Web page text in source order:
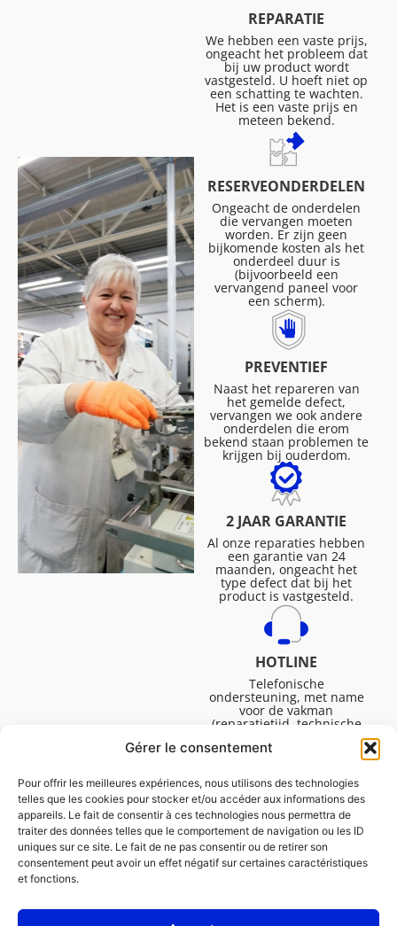
Gérer le consentement
Pour offrir les meilleures expériences, nous utilisons des technologies
telles que les cookies pour stocker et/ou accéder aux informations des
appareils. Le fait de consentir à ces technologies nous permettra de
traiter des données telles que le comportement de navigation ou les ID
uniques sur ce site. Le fait de ne pas consentir ou de retirer son
consentement peut avoir un effet négatif sur certaines caractéristiques
et fonctions.
REPARATIE
We hebben een vaste prijs,
ongeacht het probleem dat
bij uw product wordt
vastgesteld. U hoeft niet op
een schatting te wachten.
Het is een vaste prijs en
meteen bekend.
RESERVEONDERDELEN
Ongeacht de onderdelen
die vervangen moeten
worden. Er zijn geen
bijkomende kosten als het
onderdeel duur is
(bijvoorbeeld een
vervangend paneel voor
een scherm).
PREVENTIEF
Naast het repareren van
het gemelde defect,
vervangen we ook andere
onderdelen die erom
bekend staan problemen te
krijgen bij ouderdom.
2 JAAR GARANTIE
Al onze reparaties hebben
een garantie van 24
maanden, ongeacht het
type defect dat bij het
product is vastgesteld.
HOTLINE
Telefonische
ondersteuning, met name
voor de vakman
(reparatietijd, technische
Maandag tot vrijdag van